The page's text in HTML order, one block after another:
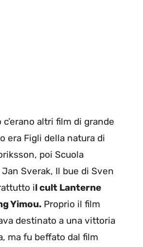
altri film di grande
era Figli della natura di
poi Scuola
Sverak, Il bue di Sven
il cult Lanterne
Yimou. Proprio il film
destinato a una vittoria
ma fu beffato dal film